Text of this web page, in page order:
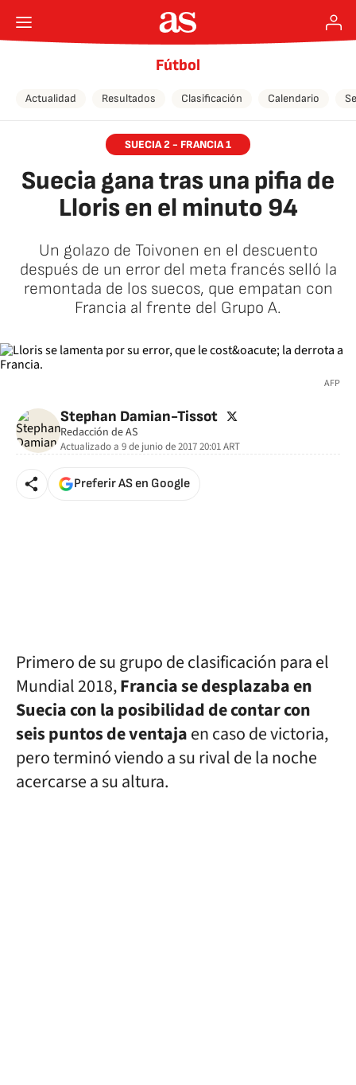
Fútbol
Actualidad Resultados Clasificación Calendario
SUECIA 2 - FRANCIA 1
Suecia gana tras una pifia de
Lloris en el minuto 94
Un golazo de Toivonen en el descuento
después de un error del meta francés selló la
remontada de los suecos, que empatan con
Francia al frente del Grupo A.
AFP
Stephan Damian-Tissot twitter
Redacción de AS
Actualizado a 9 de junio de 2017 20:01ART
Preferir AS en Google
Primero de su grupo de clasificación para el
Mundial 2018,Francia se desplazaba en
Suecia con la posibilidad de contar con
seis puntos de ventajaen caso de victoria,
pero terminó viendo a su rival de la noche
acercarse a su altura.